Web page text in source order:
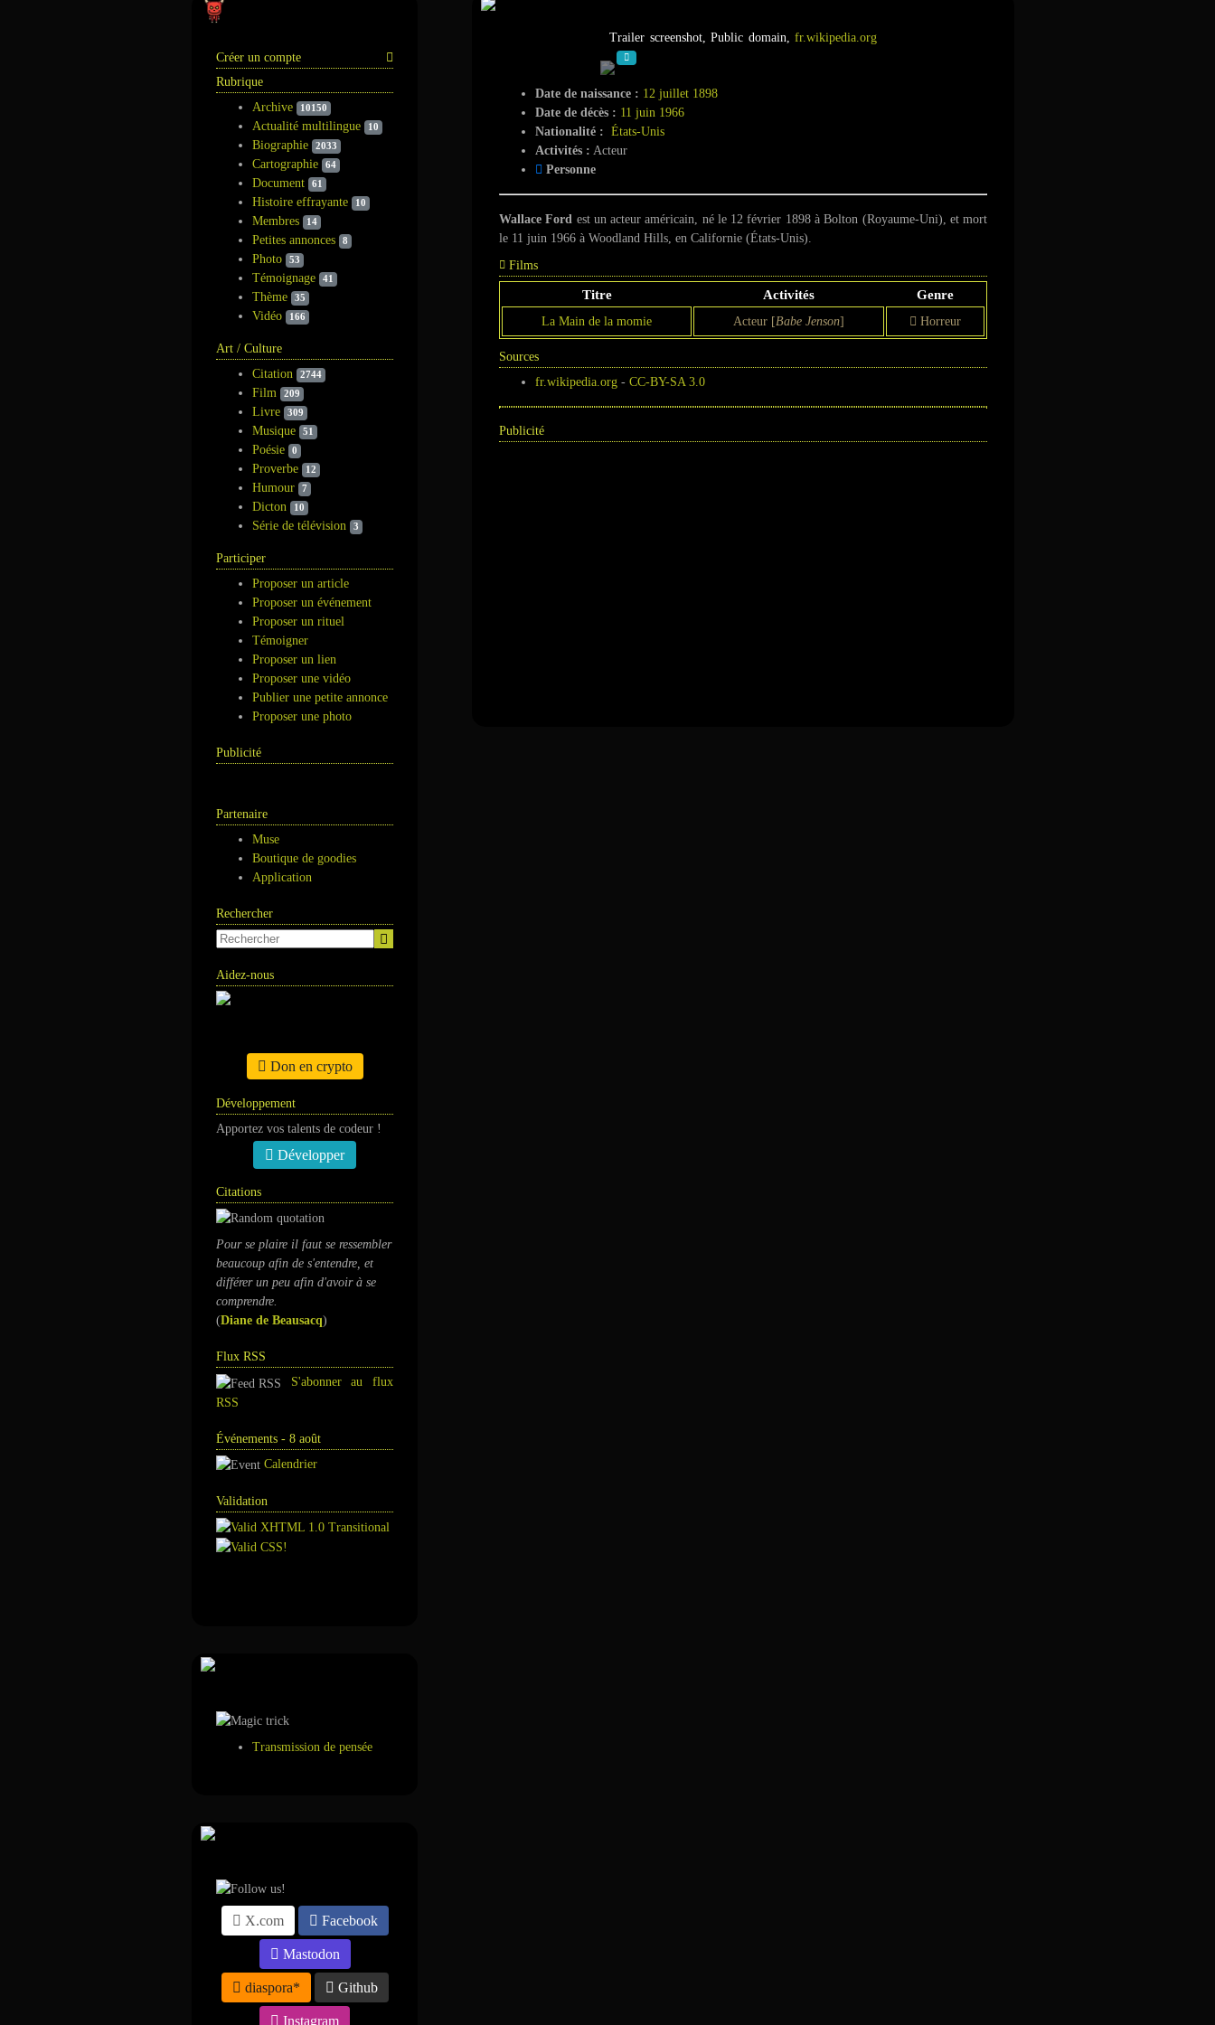
Créer un compte
Rubrique
Archive
10150
Actualité multilingue 10
Biographie 2033
Cartographie 64
Document 61
Histoire effrayante 10
Membres 14
Petites annonces 8
Photo 53
Témoignage 41
Thème 35
Vidéo 166
Art / Culture
Citation
2744
Film 209
Livre 309
Musique 51
Poésie 0
Proverbe 12
Humour 7
Dicton 10
Série de télévision 3
Participer
Proposer un article
Proposer un événement
Proposer un rituel
Témoigner
Proposer un lien
Proposer une vidéo
Publier une petite annonce
Proposer une photo
Publicité
Partenaire
Muse
Boutique de goodies
Application
Rechercher
Aidez-nous
Don en crypto
Développement
Apportez vos talents de codeur !
Développer
Citations
Pour se plaire il faut se ressembler
beaucoup afin de s'entendre, et
différer un peu afin d'avoir à se
comprendre.
(Diane de Beausacq)
Flux RSS
S'abonner au flux
RSS
Événements - 8 août
Calendrier
Validation
Transmission de pensée
X.com Facebook
Mastodon
diaspora* Github
Instagram
Trailer screenshot, Public domain, fr.wikipedia.org
Date de naissance : 12 juillet 1898
Date de décès : 11 juin 1966
Nationalité : États-Unis
Activités : Acteur
Personne
Wallace Ford est un acteur américain, né le 12 février 1898à Bolton (Royaume-Uni), et mort
le 11 juin 1966 à Woodland Hills, en Californie (États-Unis).
Films
Titre Activités Genre
La Main de la momie Acteur [Babe Jenson] Horreur
Sources
fr.wikipedia.org - CC-BY-SA 3.0
Publicité